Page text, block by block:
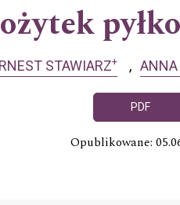
STAWIARZ+ ANNA
PDF
Opublikowane: